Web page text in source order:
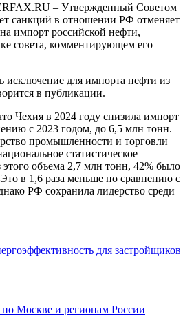
– Утвержденный Советом
санкций в отношении РФ отменяет
импорт российской нефти,
совета, комментирующем его
исключение для импорта нефти из
в публикации.
Чехия в 2024 году снизила импорт
с 2023 годом, до 6,5 млн тонн.
промышленности и торговли
статистическое
объема 2,7 млн тонн, 42% было
в 1,6 раза меньше по сравнению с
РФ сохранила лидерство среди
для застройщиков
по Москве и регионам России